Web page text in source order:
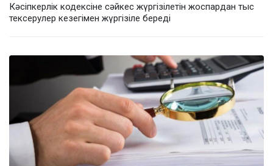
Кәсіпкерлік кодексіне сәйкес жүргізілетін жоспардан тыс
тексерулер кезегімен жүргізіле береді